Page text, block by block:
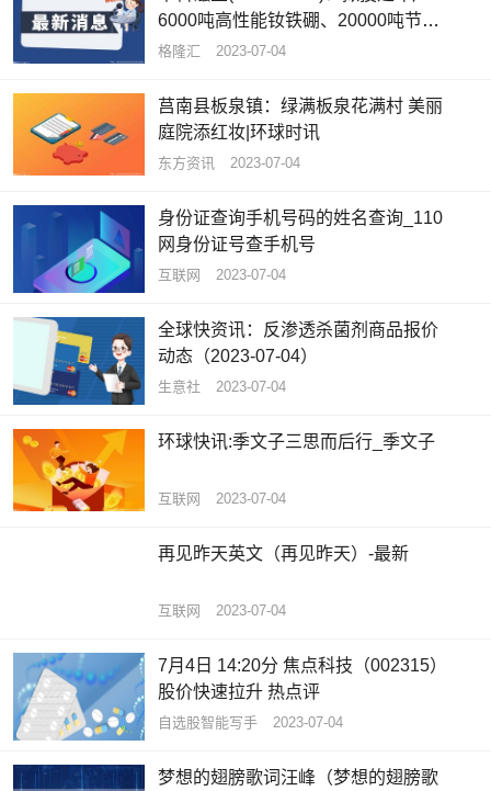
6000吨高性能钕铁硼、20000吨节能
电机磁瓦及1500吨粘结磁项目_全球
格隆汇 2023-07-04
莒南县板泉镇：绿满板泉花满村 美丽
庭院添红妆|环球时讯
东方资讯 2023-07-04
身份证查询手机号码的姓名查询_110
网身份证号查手机号
互联网 2023-07-04
全球快资讯：反渗透杀菌剂商品报价
动态（2023-07-04）
生意社 2023-07-04
环球快讯:季文子三思而后行_季文子
互联网 2023-07-04
再见昨天英文（再见昨天）-最新
互联网 2023-07-04
7月4日 14:20分 焦点科技（002315）
股价快速拉升 热点评
自选股智能写手 2023-07-04
梦想的翅膀歌词汪峰（梦想的翅膀歌